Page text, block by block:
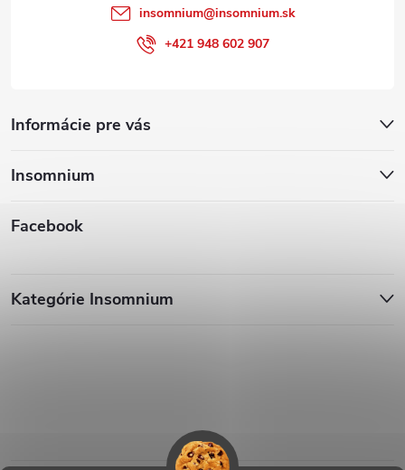
Informácie pre vás
Insomnium
Facebook
insomnium@insomnium.sk
+421 948 602 907
Kategórie Insomnium